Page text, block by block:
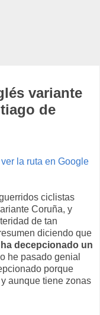
variante
de
ver la ruta en Google
ciclistas
Coruña, y
de tan
diciendo que
ha decepcionado un
he pasado genial
porque
aunque tiene zonas